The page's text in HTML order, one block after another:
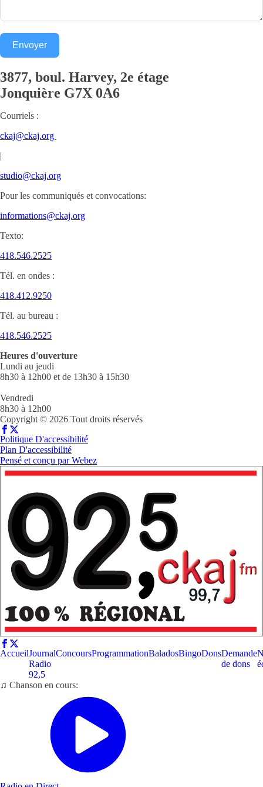
Envoyer
3877, boul. Harvey, 2e étage
Jonquière G7X 0A6
Courriels :
ckaj@ckaj.org
|
studio@ckaj.org
Pour les communiqués et convocations:
informations@ckaj.org
Texto:
418.546.2525
Tél. en ondes :
418.412.9250
Tél. au bureau :
418.546.2525
Heures d'ouverture
Lundi au jeudi
8h30 à 12h00 et de 13h30 à 15h30
Vendredi
8h30 à 12h00
Copyright © 2026 Tout droits réservés
Politique D'accessibilité
Plan D'accessibilité
Pensé et conçu parWebez
AccueilJournal
Radio
92,5
ConcoursProgrammationBaladosBingoDonsDemande
de dons
♫ Chanson en cours: